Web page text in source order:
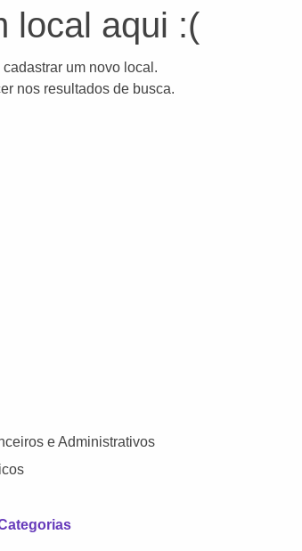
local aqui :(
cadastrar um novo local.
nos resultados de busca.
e Administrativos